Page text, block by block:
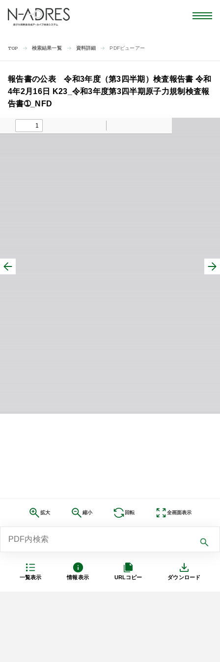
TOP 検索結果一覧 資料詳細 PDFビューアー
一覧表示 情報表示 URLコピー ダウンロード
報告書の公表 令和3年度（第3四半期）検査報告書 令和
4年2月16日 K23_令和3年度第3四半期原子力規制検査報
告書➀_NFD
拡大 縮小 回転 全画面表示